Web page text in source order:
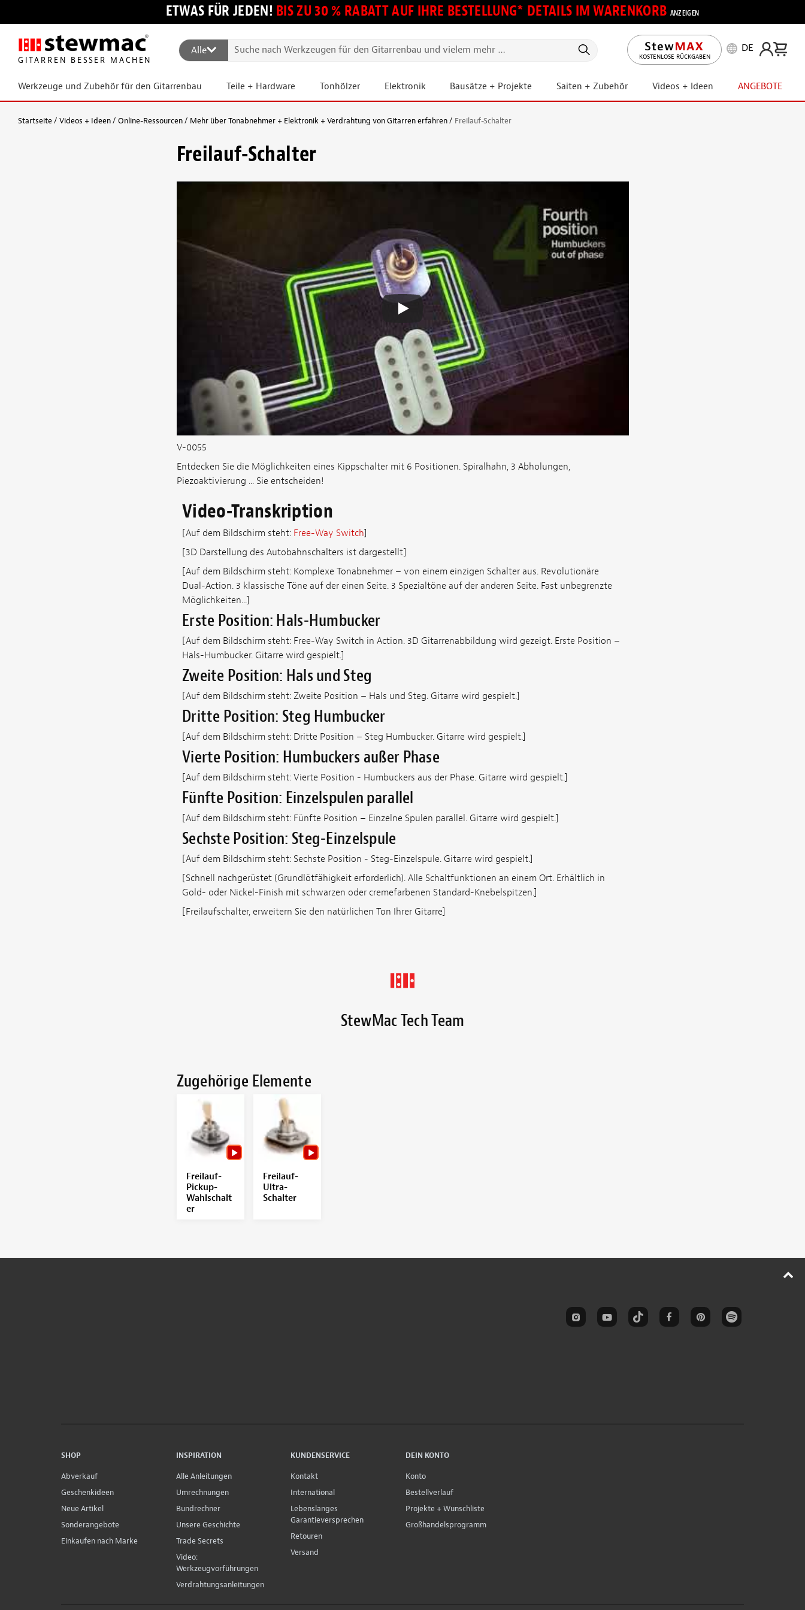
ETWAS FÜR JEDEN! BIS ZU 30 % RABATT AUF IHRE BESTELLUNG* DETAILS IM WARENKORB ANZEIGEN
GITARREN BESSER MACHEN
Alle
KOSTENLOSE RÜCKGABEN
DE
Werkzeuge und Zubehör für den Gitarrenbau Teile + Hardware Tonhölzer Elektronik Bausätze + Projekte Saiten + Zubehör Videos + Ideen ANGEBOTE
Startseite Videos + Ideen Online-Ressourcen Mehr über Tonabnehmer + Elektronik + Verdrahtung von Gitarren erfahren Freilauf-Schalter
Freilauf-Schalter
V-0055
Entdecken Sie die Möglichkeiten eines Kippschalter mit 6 Positionen. Spiralhahn, 3 Abholungen,
Piezoaktivierung ... Sie entscheiden!
Video-Transkription
[Auf dem Bildschirm steht: Free-Way Switch]
[3D Darstellung des Autobahnschalters ist dargestellt]
[Auf dem Bildschirm steht: Komplexe Tonabnehmer – von einem einzigen Schalter aus. Revolutionäre
Dual-Action. 3 klassische Töne auf der einen Seite. 3 Spezialtöne auf der anderen Seite. Fast unbegrenzte
Möglichkeiten...]
Erste Position: Hals-Humbucker
[Auf dem Bildschirm steht: Free-Way Switch in Action. 3D Gitarrenabbildung wird gezeigt. Erste Position –
Hals-Humbucker. Gitarre wird gespielt.]
Zweite Position: Hals und Steg
[Auf dem Bildschirm steht: Zweite Position – Hals und Steg. Gitarre wird gespielt.]
Dritte Position: Steg Humbucker
[Auf dem Bildschirm steht: Dritte Position – Steg Humbucker. Gitarre wird gespielt.]
Vierte Position: Humbuckers außer Phase
[Auf dem Bildschirm steht: Vierte Position - Humbuckers aus der Phase. Gitarre wird gespielt.]
Fünfte Position: Einzelspulen parallel
[Auf dem Bildschirm steht: Fünfte Position – Einzelne Spulen parallel. Gitarre wird gespielt.]
Sechste Position: Steg-Einzelspule
[Auf dem Bildschirm steht: Sechste Position - Steg-Einzelspule. Gitarre wird gespielt.]
[Schnell nachgerüstet (Grundlötfähigkeit erforderlich). Alle Schaltfunktionen an einem Ort. Erhältlich in
Gold- oder Nickel-Finish mit schwarzen oder cremefarbenen Standard-Knebelspitzen.]
[Freilaufschalter, erweitern Sie den natürlichen Ton Ihrer Gitarre]
StewMac Tech Team
Zugehörige Elemente
Freilauf-
Pickup-
Wahlschalt
er
Freilauf-
Ultra-
Schalter
SHOP
Abverkauf
Geschenkideen
Neue Artikel
Sonderangebote
Einkaufen nach Marke
INSPIRATION
Alle Anleitungen
Umrechnungen
Bundrechner
Unsere Geschichte
Trade Secrets
Video:
Werkzeugvorführungen
Verdrahtungsanleitungen
KUNDENSERVICE
Kontakt
International
Lebenslanges
Garantieversprechen
Retouren
Versand
DEIN KONTO
Konto
Bestellverlauf
Projekte + Wunschliste
Großhandelsprogramm